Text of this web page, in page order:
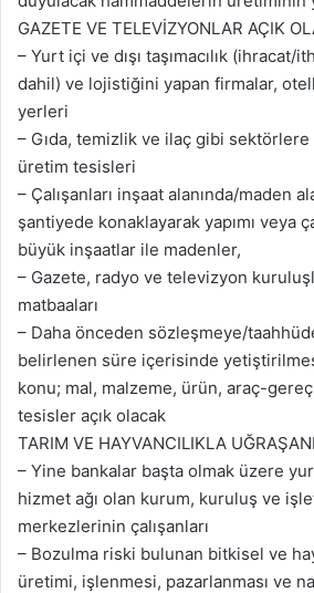
GAZETE VE TELEVİZYONLAR AÇIK
– Yurt içi ve dışı taşımacılık
dahil) ve lojistiğini yapan firmalar,
yerleri
– Gıda, temizlik ve ilaç gibi sektörlere
üretim tesisleri
– Çalışanları inşaat alanında/maden
şantiyede konaklayarak yapımı veya
büyük inşaatlar ile madenler,
– Gazete, radyo ve televizyon
matbaaları
– Daha önceden sözleşmeye/
belirlenen süre içerisinde
konu; mal, malzeme, ürün, araç-
tesisler açık olacak
TARIM VE HAYVANCILIKLA
– Yine bankalar başta olmak üzere
hizmet ağı olan kurum, kuruluş ve
merkezlerinin çalışanları
– Bozulma riski bulunan bitkisel ve
üretimi, işlenmesi, pazarlanması ve